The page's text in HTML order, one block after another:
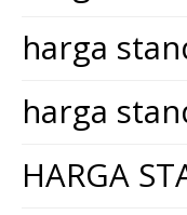
harga
harga
HARGA